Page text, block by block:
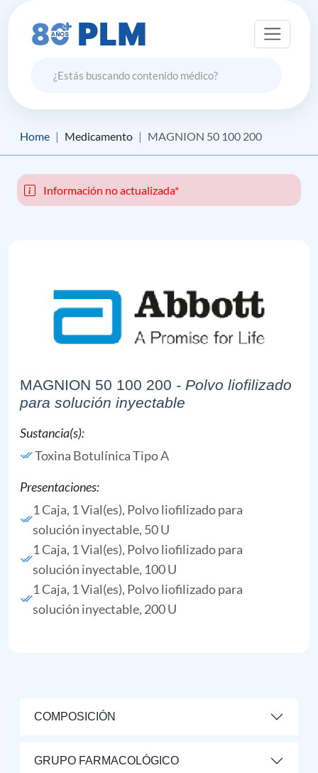
Home Medicamento MAGNION 50 100 200
Información no actualizada*
MAGNION 50 100 200 - Polvo liofilizado
para solución inyectable
Sustancia(s):
Toxina Botulínica Tipo A
Presentaciones:
1 Caja, 1 Vial(es), Polvo liofilizado para
solución inyectable, 50 U
1 Caja, 1 Vial(es), Polvo liofilizado para
solución inyectable, 100 U
1 Caja, 1 Vial(es), Polvo liofilizado para
solución inyectable, 200 U
COMPOSICIÓN
GRUPO FARMACOLÓGICO